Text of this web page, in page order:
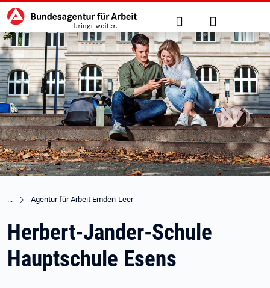
zu den Hauptinhalten springen
Hauptnavigation Suche Anmelden
Agentur für Arbeit Emden-Leer
Herbert-Jander-Schule
Hauptschule Esens